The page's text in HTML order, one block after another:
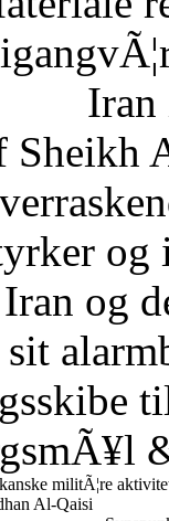
Iran
Sheikh
og
og
militÃ¦re
Al-Qaisi